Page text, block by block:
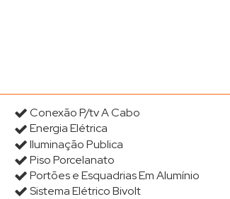
Conexão P/tv A Cabo
Energia Elétrica
Iluminação Publica
Piso Porcelanato
Portões e Esquadrias Em Alumínio
Sistema Elétrico Bivolt